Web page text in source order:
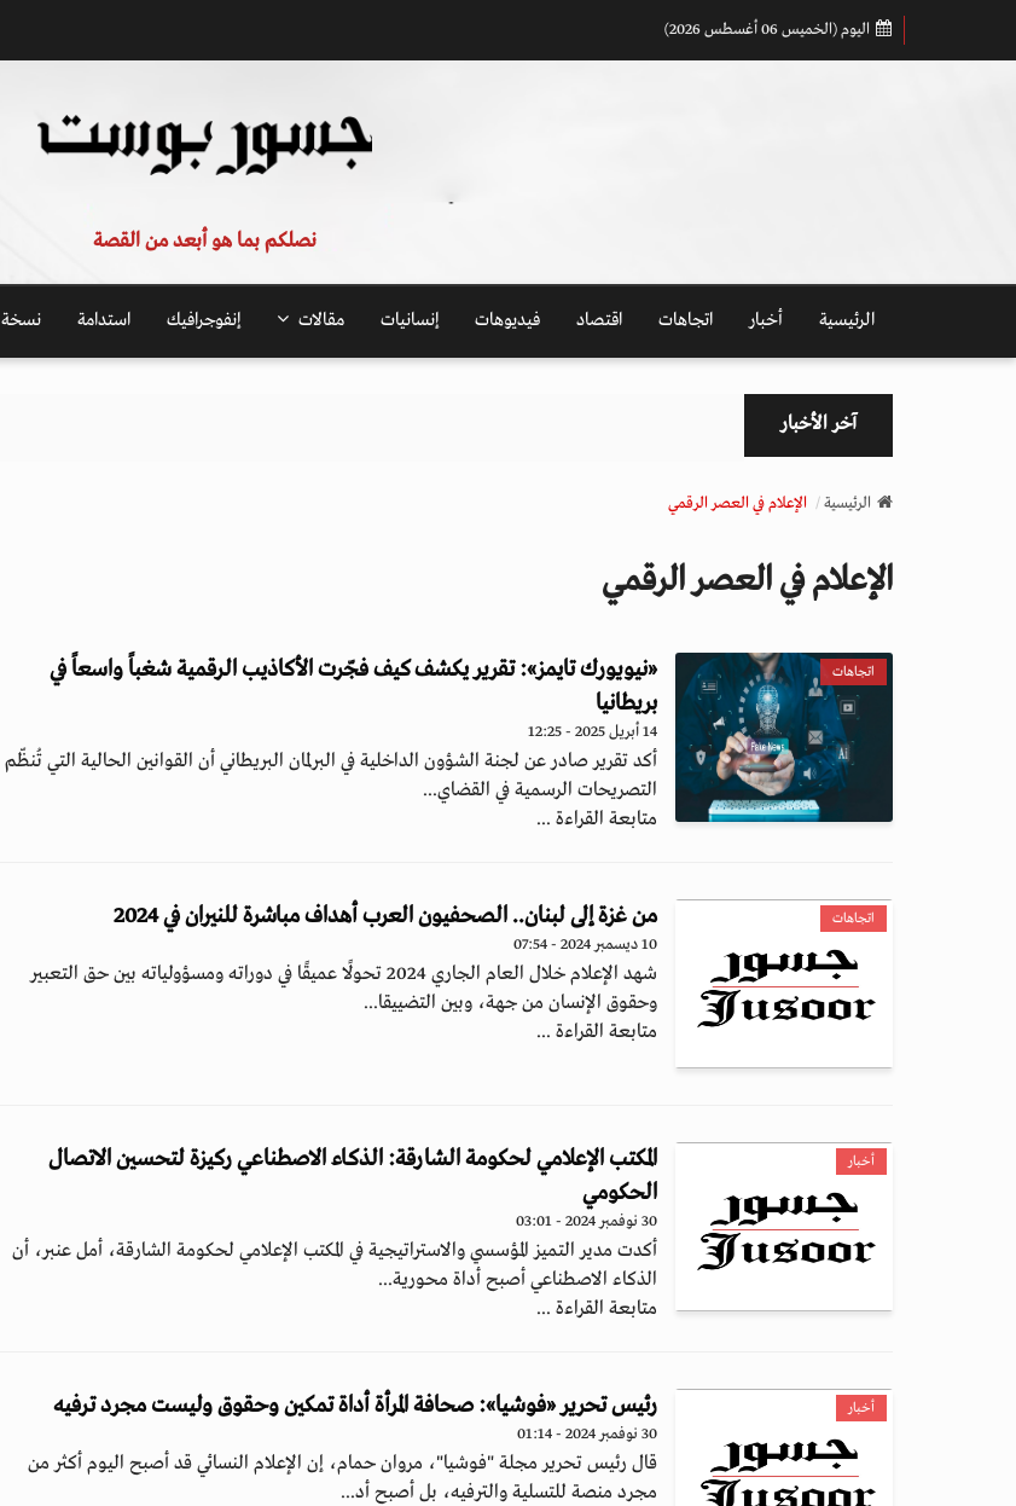
اليوم (الخميس 06 أغسطس 2026)
نصلكم بما هو أبعد من القصة
الرئيسية أخبار اتجاهات اقتصاد فيديوهات إنسانيات مقالات إنفوجرافيك استدامة نسخة PDF
آخر الأخبار
الرئيسية الإعلام في العصر الرقمي
الإعلام في العصر الرقمي
اتجاهات
«نيويورك تايمز»: تقرير يكشف كيف فجّرت الأكاذيب الرقمية شغباً واسعاً في
بريطانيا
14 أبريل 2025 - 12:25
أكد تقرير صادر عن لجنة الشؤون الداخلية في البرلمان البريطاني أن القوانين الحالية التي تُنظّم
التصريحات الرسمية في القضاي...
متابعة القراءة ...
اتجاهات من غزة إلى لبنان.. الصحفيون العرب أهداف مباشرة للنيران في 2024
10 ديسمبر 2024 - 07:54
شهد الإعلام خلال العام الجاري 2024 تحولًا عميقًا في دوراته ومسؤولياته بين حق التعبير
وحقوق الإنسان من جهة، وبين التضييقا...
متابعة القراءة ...
أخبار
المكتب الإعلامي لحكومة الشارقة: الذكاء الاصطناعي ركيزة لتحسين الاتصال
الحكومي
30 نوفمبر 2024 - 03:01
أكدت مدير التميز المؤسسي والاستراتيجية في المكتب الإعلامي لحكومة الشارقة، أمل عنبر، أن
الذكاء الاصطناعي أصبح أداة محورية...
متابعة القراءة ...
أخبار رئيس تحرير «فوشيا»: صحافة المرأة أداة تمكين وحقوق وليست مجرد ترفيه
30 نوفمبر 2024 - 01:14
قال رئيس تحرير مجلة "فوشيا"، مروان حمام، إن الإعلام النسائي قد أصبح اليوم أكثر من
مجرد منصة للتسلية والترفيه، بل أصبح أد...